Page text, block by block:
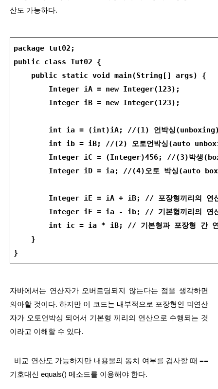
산도 가능하다.
package tut02;
public class Tut02 {
public static void main(String[] args) {
Integer iA = new Integer(123);
Integer iB = new Integer(123);
int ia = (int)iA; //(1) 언박싱
int ib = iB; //(2) 오토언박싱(auto
Integer iC = (Integer)456; //(3)박생
Integer iD = ia; //(4)오토 박싱(auto
Integer iE = iA + iB; // 포장형끼리의 연
Integer iF = ia - ib; // 기본형끼리의 연산
int ic = ia * iB; // 기본형과 포장형 간 연
}
}
자바에서는 연산자가 오버로딩되지 않는다는 점을 생각하면
의아할 것이다. 하지만 이 코드는 내부적으로 포장형인 피연산
자가 오토언박싱 되어서 기본형 끼리의 연산으로 수행되는 것
이라고 이해할 수 있다.
기호대신 equals() 메소드를 이용해야 한다.